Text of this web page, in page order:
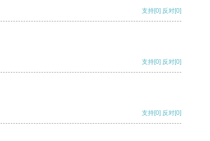
支持[0] 反对[0]
支持[0] 反对[0]
支持[0] 反对[0]